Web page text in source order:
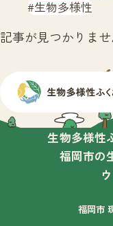
生物多様性
記事が見つかりませ
生物多様性
福岡市の
福岡市